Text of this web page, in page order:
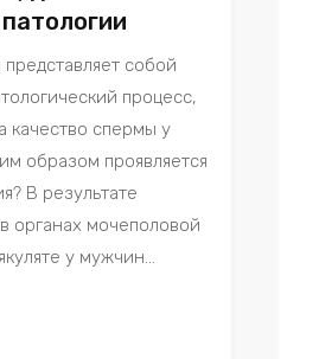
собой
процесс,
качество спермы у
образом проявляется
В результате
органах мочеполовой
у мужчин...